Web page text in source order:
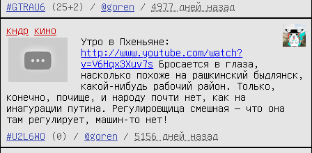
#GTRAU6
(25+2) / @goren / 4977 дней назад
кндр
кино
http://www.youtube.com/watch?
v=V6Hqx3Xuv7s Бросается в глаза,
насколько похоже на рашкинский быдлянск,
какой-нибудь рабочий район. Только,
конечно, почище, и народу почти нет, как на
инагурации путина. Регулировщица смешная — что она
там регулирует, машин-то нет!
#U2L6WO
(0) / @goren / 5156 дней назад